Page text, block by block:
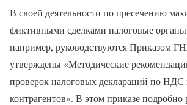
В своей деятельности по пресечению
фиктивными сделками налоговые
например, руководствуются Приказом
утверждены «Методические
проверок налоговых деклараций по НДС
контрагентов». В этом приказе подробно